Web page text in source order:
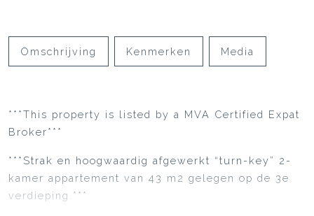
Omschrijving Kenmerken Media
***This property is listed by a MVA Certified Expat
Broker***
***Strak en hoogwaardig afgewerkt “turn-key” 2-
kamer appartement van 43 m2 gelegen op de 3e
verdieping.***